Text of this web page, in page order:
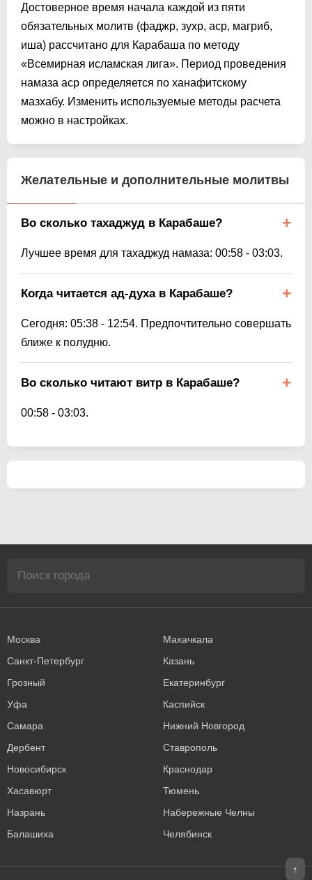
Достоверное время начала каждой из пяти
обязательных молитв (фаджр, зухр, аср, магриб,
иша) рассчитано для Карабаша по методу
«Всемирная исламская лига». Период проведения
намаза аср определяется по ханафитскому
мазхабу. Изменить используемые методы расчета
можно в настройках.
Желательные и дополнительные молитвы
Во сколько тахаджуд в Карабаше?
Лучшее время для тахаджуд намаза: 00:58 - 03:03.
Когда читается ад-духа в Карабаше?
Сегодня: 05:38 - 12:54. Предпочтительно совершать
ближе к полудню.
Во сколько читают витр в Карабаше?
00:58 - 03:03.
Москва
Махачкала
Санкт-Петербург
Казань
Грозный
Екатеринбург
Уфа
Каспийск
Самара
Нижний Новгород
Дербент
Ставрополь
Новосибирск
Краснодар
Хасавюрт
Тюмень
Назрань
Набережные Челны
Балашиха
Челябинск
↑